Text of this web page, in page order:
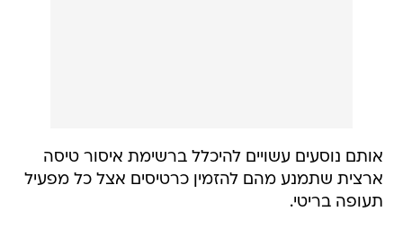
אותם נוסעים עשויים להיכלל ברשימת איסור טיסה
ארצית שתמנע מהם להזמין כרטיסים אצל כל מפעיל
תעופה בריטי.